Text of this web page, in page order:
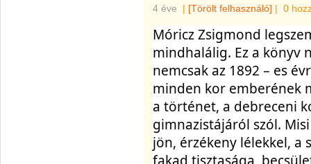
4 éve | [Törölt felhasználó] | 0
Móricz Zsigmond
mindhalálig. Ez a könyv
nemcsak az 1892 – es
minden kor emberének
a történet, a debreceni
gimnazistájáról szól.
jön, érzékeny lélekkel, a